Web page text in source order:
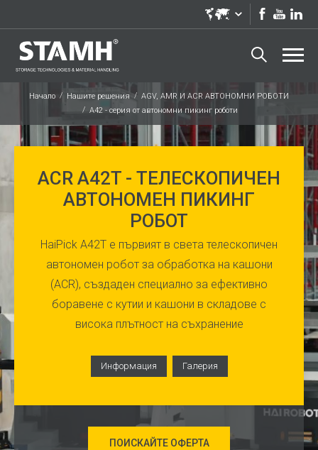
Начало Нашите решения
AGV, AMR И ACR АВТОНОМНИ РОБОТИ
A42 - серия от автономни пикинг роботи
ACR A42T - ТЕЛЕСКОПИЧЕН
АВТОНОМЕН ПИКИНГ
РОБОТ
HaiPick A42T е първият в света телескопичен
автономен робот за обработка на кашони
(ACR), създаден специално за ефективно
боравене с кутии и кашони в складове с
висока плътност на съхранение
Информация Галерия
ПОИСКАЙТЕ ОФЕРТА